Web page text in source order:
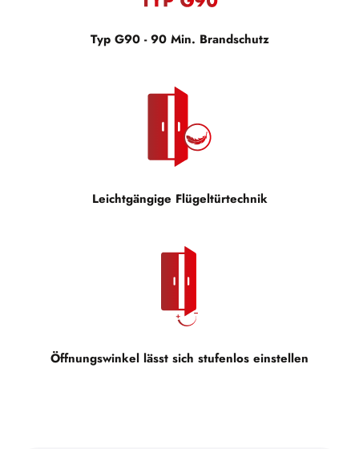
Typ G90 - 90 Min. Brandschutz
Leichtgängige Flügeltürtechnik
Öffnungswinkel lässt sich stufenlos einstellen